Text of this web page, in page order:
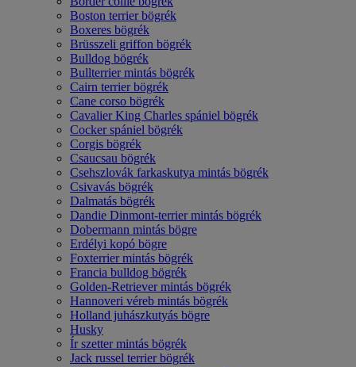
Boston terrier bögrék
Boxeres bögrék
Brüsszeli griffon bögrék
Bulldog bögrék
Bullterrier mintás bögrék
Cairn terrier bögrék
Cane corso bögrék
Cavalier King Charles spániel bögrék
Cocker spániel bögrék
Corgis bögrék
Csaucsau bögrék
Csehszlovák farkaskutya mintás bögrék
Csivavás bögrék
Dalmatás bögrék
Dandie Dinmont-terrier mintás bögrék
Dobermann mintás bögre
Erdélyi kopó bögre
Foxterrier mintás bögrék
Francia bulldog bögrék
Golden-Retriever mintás bögrék
Hannoveri véreb mintás bögrék
Holland juhászkutyás bögre
Husky
Ír szetter mintás bögrék
Jack russel terrier bögrék